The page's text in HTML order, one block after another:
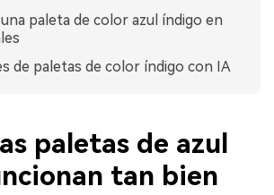
paleta de color azul índigo en
de paletas de color índigo con IA
paletas de azul
tan bien